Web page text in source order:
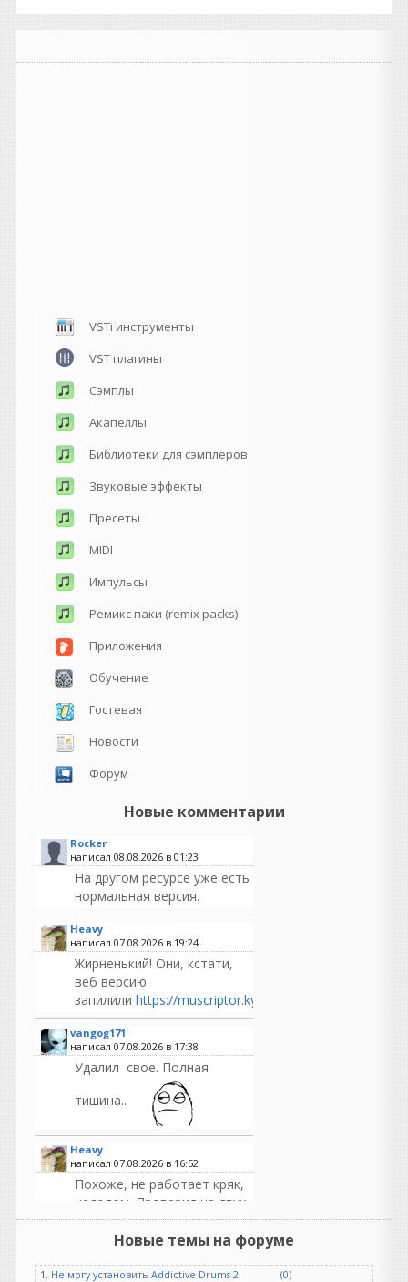
VSTi инструменты
VST плагины
Сэмплы
Акапеллы
Библиотеки для сэмплеров
Звуковые эффекты
Пресеты
MIDI
Импульсы
Ремикс паки (remix packs)
Приложения
Обучение
Гостевая
Новости
Форум
Новые комментарии
Rocker
написал 08.08.2026 в 01:23
На другом ресурсе уже есть
нормальная версия.
Heavy
написал 07.08.2026 в 19:24
Жирненький! Они, кстати,
веб версию
запилили https://muscriptor.kyutai.org/
vangog171
написал 07.08.2026 в 17:38
Удалил свое. Полная
тишина..
Heavy
написал 07.08.2026 в 16:52
Похоже, не работает кряк,
недолом. Проверил на двух
машинах и разными
способами, по прежнему
Новые темы на форуме
1. Не могу установить Addictive Drums 2
(0)